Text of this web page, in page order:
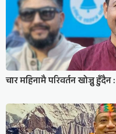
चार महिनामै परिवर्तन खोज्नु हुँदैन